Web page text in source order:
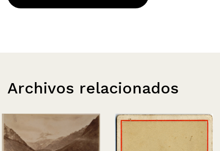
Archivos relacionados